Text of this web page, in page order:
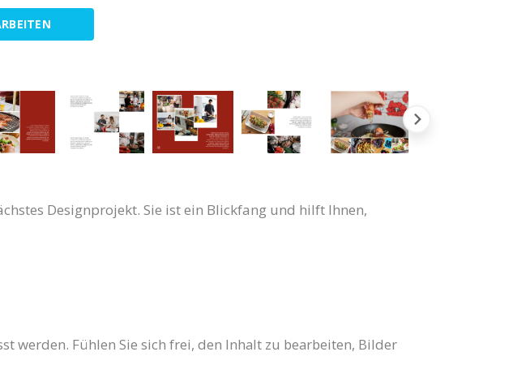
Designprojekt. Sie ist ein Blickfang und hilft Ihnen,
werden. Fühlen Sie sich frei, den Inhalt zu bearbeiten, Bilder